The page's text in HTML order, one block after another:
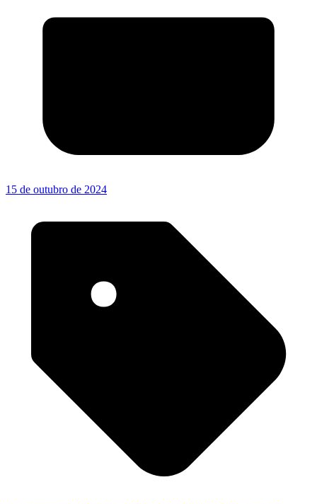
15 de outubro de 2024